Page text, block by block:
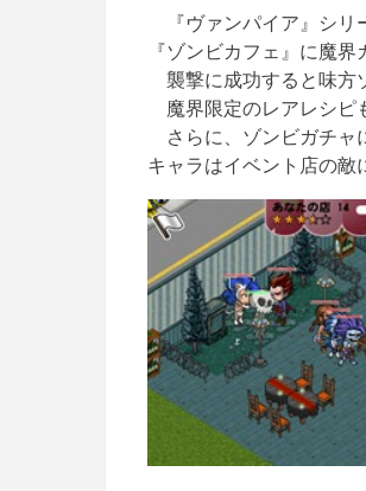
『ヴァンパイア』シリ
『ゾンビカフェ』に魔
襲撃に成功すると味方
魔界限定のレアレシピ
さらに、ゾンビガチャ
キャラはイベント店の敵